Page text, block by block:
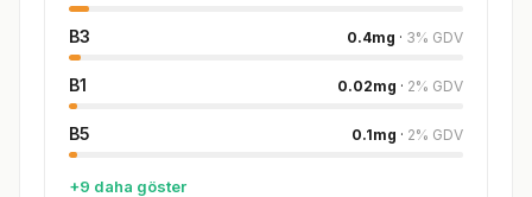
B3 0.4mg · 3% GDV
B1 0.02mg · 2% GDV
B5 0.1mg · 2% GDV
+9 daha göster